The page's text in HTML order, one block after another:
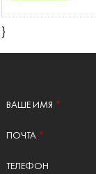
}
ВАШЕ ИМЯ *
ПОЧТА *
ТЕЛЕФОН